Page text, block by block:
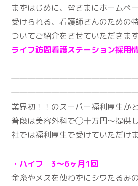
まずはじめに、皆さまにホームペ
受けられる、看護師さんのための
ついてご紹介をさせていただきま
ライフ訪問看護ステーション採用
業界初！！のスーパー福利厚生か
普段は美容外科で◯十万円〜提供
社では福利厚生で受けていただけ
・ハイフ 3～6ヶ月1回
金糸やメスを使わずにシワたるみ